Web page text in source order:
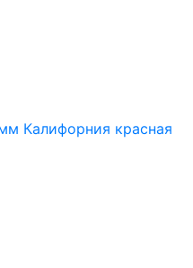
Калифорния красная